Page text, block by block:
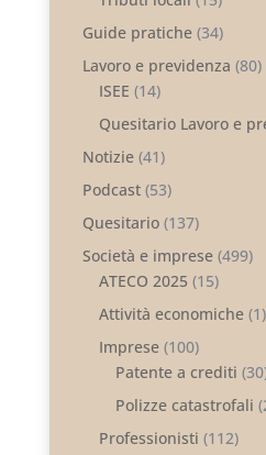
Guide pratiche(34)
Lavoro e previdenza (80)
ISEE (14)
Quesitario Lavoro e
Notizie(41)
Podcast(53)
Quesitario(137)
Società e imprese(499)
ATECO 2025 (15)
Attività economiche(1)
Imprese(100)
Patente a crediti
Polizze catastrofali
Professionisti (112)